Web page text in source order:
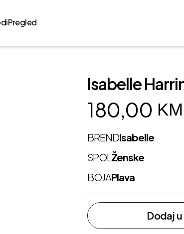
Pregled
Isabelle
180,00 KM
BRENDIsabelle
SPOLŽenske
BOJAPlava
Dodaj